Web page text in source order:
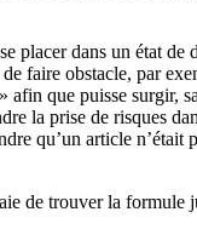
placer dans un état
faire obstacle, par
que puisse surgir,
la prise de risques
qu’un article n’était
de trouver la formule